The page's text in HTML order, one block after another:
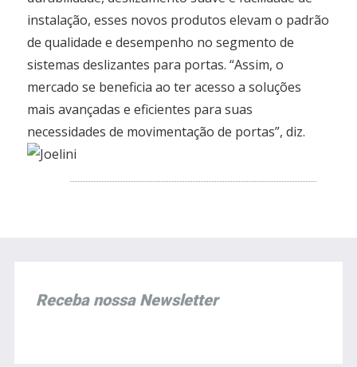
instalação, esses novos produtos elevam o padrão
de qualidade e desempenho no segmento de
sistemas deslizantes para portas. “Assim, o
mercado se beneficia ao ter acesso a soluções
mais avançadas e eficientes para suas
necessidades de movimentação de portas”, diz.
Receba nossa Newsletter